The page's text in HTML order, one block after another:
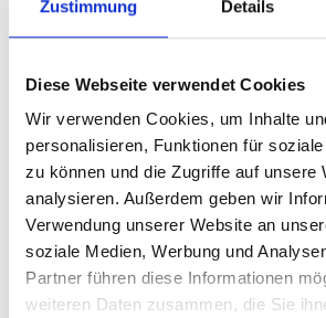
Zustimmung Details
Diese Webseite verwendet Cookies
Wir verwenden Cookies, um Inhalte
personalisieren, Funktionen für
zu können und die Zugriffe auf unsere
analysieren. Außerdem geben wir
Verwendung unserer Website an
soziale Medien, Werbung und
Partner führen diese Informationen
weiteren Daten zusammen, die Sie
Rollos bieten flexiblen